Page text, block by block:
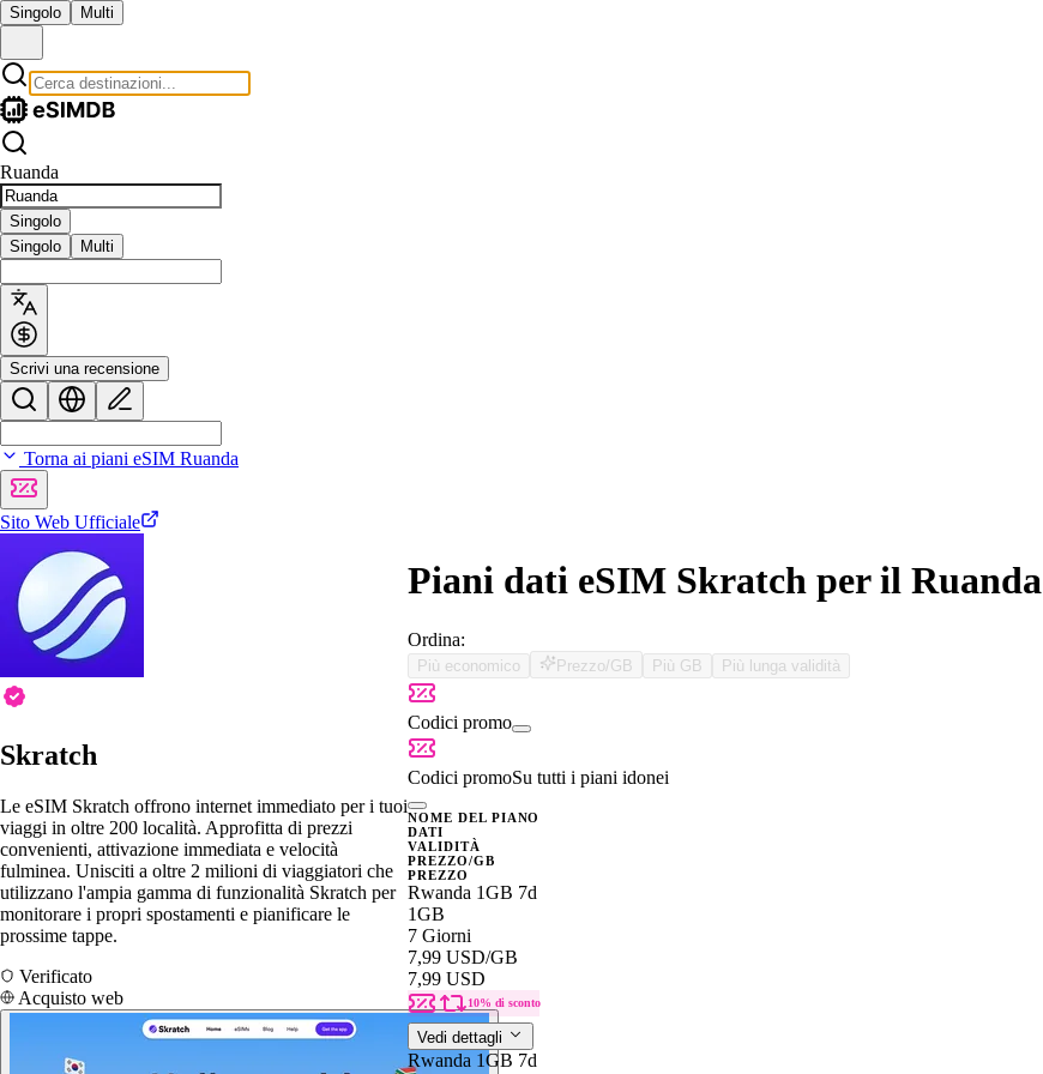
Singolo Multi
Ruanda
Singolo
Singolo
Multi
Scrivi una recensione
Torna ai piani eSIM Ruanda
Sito Web Ufficiale
Skratch
Le eSIM Skratch offrono internet immediato per i tuoi
viaggi in oltre 200 località. Approfitta di prezzi
convenienti, attivazione immediata e velocità
fulminea. Unisciti a oltre 2 milioni di viaggiatori che
utilizzano l'ampia gamma di funzionalità Skratch per
monitorare i propri spostamenti e pianificare le
prossime tappe.
Verificato
Acquisto web
Piani dati eSIM Skratch per il Ruanda
Ordina:
Più economico Prezzo/GB Più GB Più lunga validità
Codici promo
Codici promoSu tutti i piani idonei
NOME DEL PIANO
DATI
VALIDITÀ
PREZZO/GB
PREZZO
Rwanda 1GB 7d
1GB
7 Giorni
7,99 USD/GB
7,99 USD
10% di sconto
Vedi dettagli
Rwanda 1GB 7d